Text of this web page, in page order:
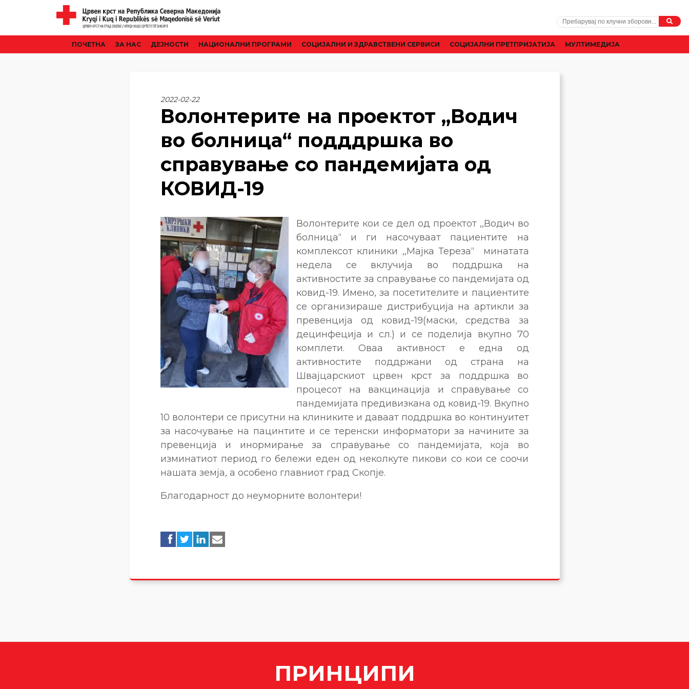
ПОЧЕТНА ЗА НАС ДЕЈНОСТИ НАЦИОНАЛНИ ПРОГРАМИ CОЦИЈАЛНИ И ЗДРАВСТВЕНИ СЕРВИСИ СОЦИЈАЛНИ ПРЕТПРИЈАТИЈА МУЛТИМЕДИЈА
2022-02-22
Волонтерите на проектот ,,Водич
во болница“ подддршка во
справување со пандемијата од
КОВИД-19
Волонтерите кои се дел од проектот ,,Водич во
болница“ и ги насочуваат пациентите на
комплексот клиники ,,Мајка Тереза“ минатата
недела се вклучија во поддршка на
активностите за справување со пандемијата од
ковид-19. Имено, за посетителите и пациентите
се организираше дистрибуција на артикли за
превенција од ковид-19(маски, средства за
децинфеција и сл.) и се поделија вкупно 70
комплети. Оваа активност е една од
активностите поддржани од страна на
Швајцарскиот црвен крст за поддршка во
процесот на вакцинација и справување со
пандемијата предивизкана од ковид-19. Вкупно
10 волонтери се присутни на клиниките и даваат поддршка во континуитет
за насочување на пацинтите и се теренски информатори за начините за
превенција и инормирање за справување со пандемијата, која во
изминатиот период го бележи еден од неколкуте пикови со кои се соочи
нашата земја, а особено главниот град Скопје.
Благодарност до неуморните волонтери!
ПРИНЦИПИ